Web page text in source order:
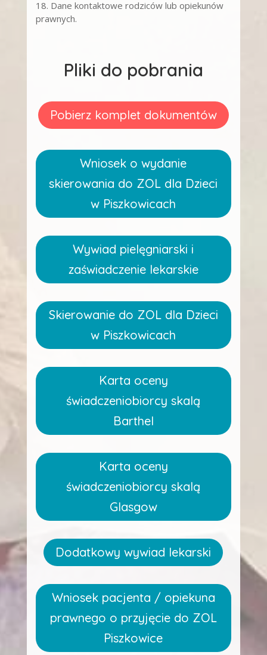
18. Dane kontaktowe rodziców lub opiekunów
prawnych.
Pliki do pobrania
Pobierz komplet dokumentów
Wniosek o wydanie
skierowania do ZOL dla Dzieci
w Piszkowicach
Wywiad pielęgniarski i
zaświadczenie lekarskie
Skierowanie do ZOL dla Dzieci
w Piszkowicach
Karta oceny
świadczeniobiorcy skalą
Barthel
Karta oceny
świadczeniobiorcy skalą
Glasgow
Dodatkowy wywiad lekarski
Wniosek pacjenta / opiekuna
prawnego o przyjęcie do ZOL
Piszkowice